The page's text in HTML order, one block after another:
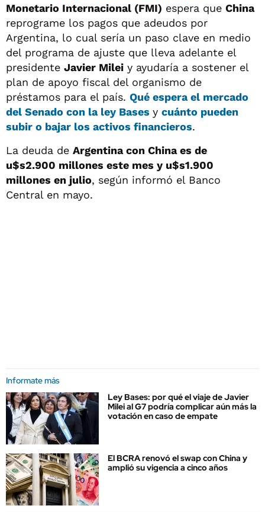
Monetario Internacional (FMI) espera que China
reprograme los pagos que adeudos por
Argentina, lo cual sería un paso clave en medio
del programa de ajuste que lleva adelante el
presidente Javier Milei y ayudaría a sostener el
plan de apoyo fiscal del organismo de
préstamos para el país. Qué espera el mercado
del Senado con la ley Bases y cuánto pueden
subir o bajar los activos financieros.
La deuda de Argentina con China es de
u$s2.900 millones este mes y u$s1.900
millones en julio, según informó el Banco
Central en mayo.
Informate más
Ley Bases: por qué el viaje de Javier
Milei al G7 podría complicar aún más la
votación en caso de empate
El BCRA renovó el swap con China y
amplió su vigencia a cinco años